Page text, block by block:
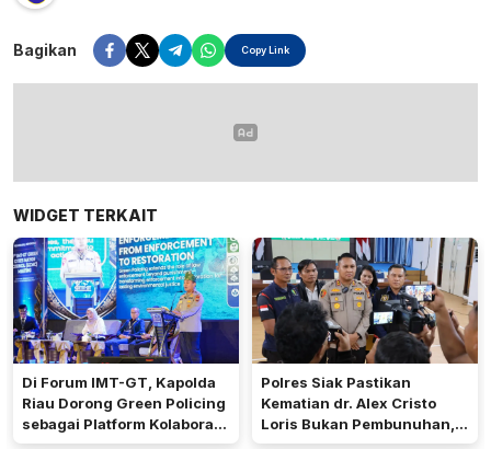
Bagikan Copy Link
WIDGET TERKAIT
Di Forum IMT-GT, Kapolda
Riau Dorong Green Policing
sebagai Platform Kolaborasi
Lindungi Lingkungan
Polres Siak Pastikan
Kematian dr. Alex Cristo
Loris Bukan Pembunuhan,
Ini Hasil Penyelidikannya